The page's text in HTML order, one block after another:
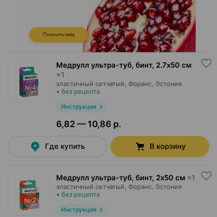
Медрулл ультра-туб, бинт, 2.7х50 cм
×1
эластичный сетчатый, Форанс , Эстония
• без рецепта
Инструкция
6,82 — 10,86 р.
Где купить В корзину
Медрулл ультра-туб, бинт, 2х50 cм ×1
эластичный сетчатый, Форанс , Эстония
• без рецепта
Инструкция